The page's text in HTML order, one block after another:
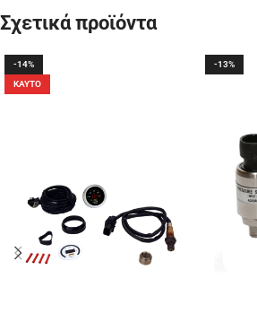
Σχετικά προϊόντα
-14%
ΚΑΥΤΌ
-13%